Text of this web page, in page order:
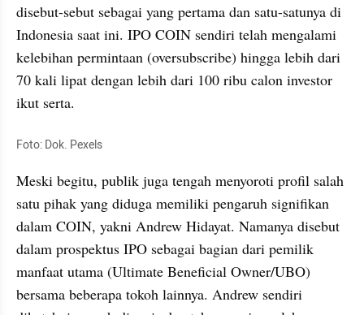
disebut-sebut sebagai yang pertama dan satu-satunya di
Indonesia saat ini. IPO COIN sendiri telah mengalami
kelebihan permintaan (oversubscribe) hingga lebih dari
70 kali lipat dengan lebih dari 100 ribu calon investor
ikut serta.
Foto: Dok. Pexels
Meski begitu, publik juga tengah menyoroti profil salah
satu pihak yang diduga memiliki pengaruh signifikan
dalam COIN, yakni Andrew Hidayat. Namanya disebut
dalam prospektus IPO sebagai bagian dari pemilik
manfaat utama (Ultimate Beneficial Owner/UBO)
bersama beberapa tokoh lainnya. Andrew sendiri